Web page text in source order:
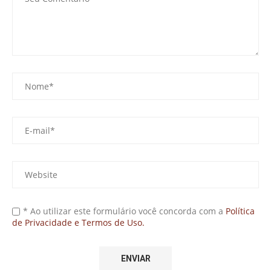
* Ao utilizar este formulário você concorda com a Política
de Privacidade e Termos de Uso.